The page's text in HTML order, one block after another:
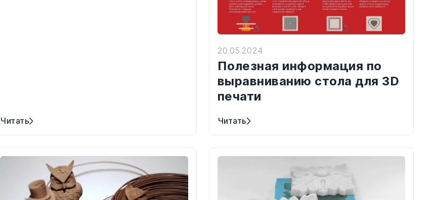
Читать
20.05.2024
Полезная информация по
выравниванию стола для 3D
печати
Читать